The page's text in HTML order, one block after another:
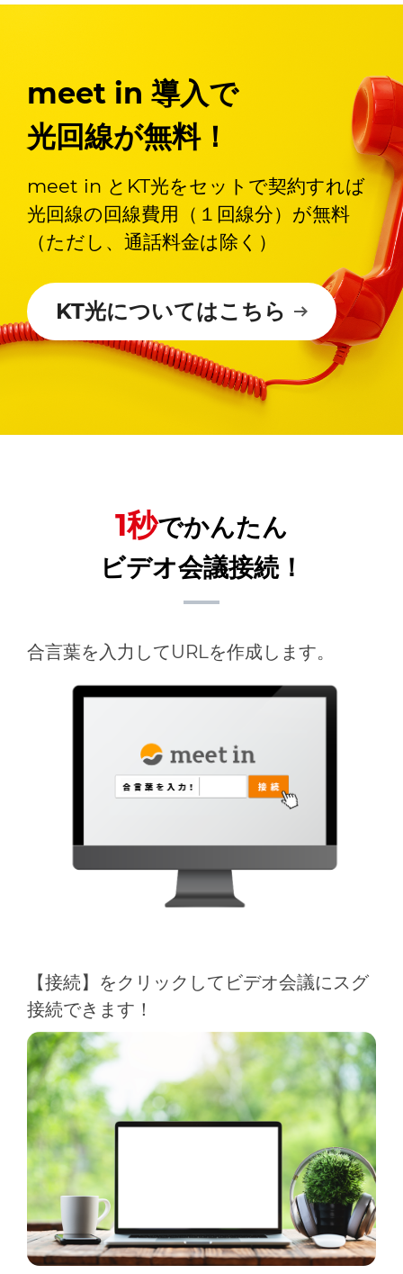
meet in 導入で
光回線が無料！
meet in とKT光をセットで契約すれば
光回線の回線費用（１回線分）が無料
（ただし、通話料金は除く）
KT光についてはこちら
1秒でかんたん
ビデオ会議接続！
合言葉を入力してURLを作成します。
【接続】をクリックしてビデオ会議にスグ
接続できます！